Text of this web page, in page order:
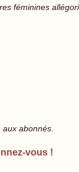
féminines
abonnés.
vous !